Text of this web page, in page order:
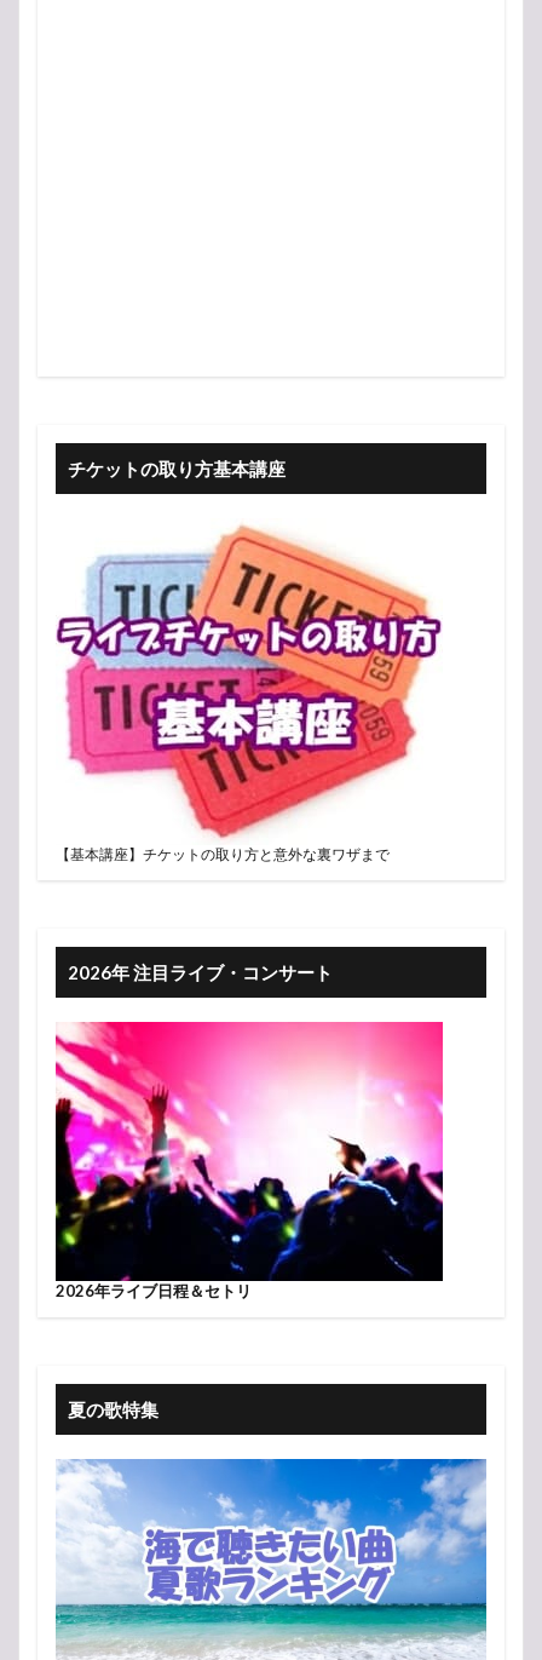
チケットの取り方基本講座
【基本講座】チケットの取り方と意外な裏ワザまで
2026年 注目ライブ・コンサート
2026年ライブ日程＆セトリ
夏の歌特集